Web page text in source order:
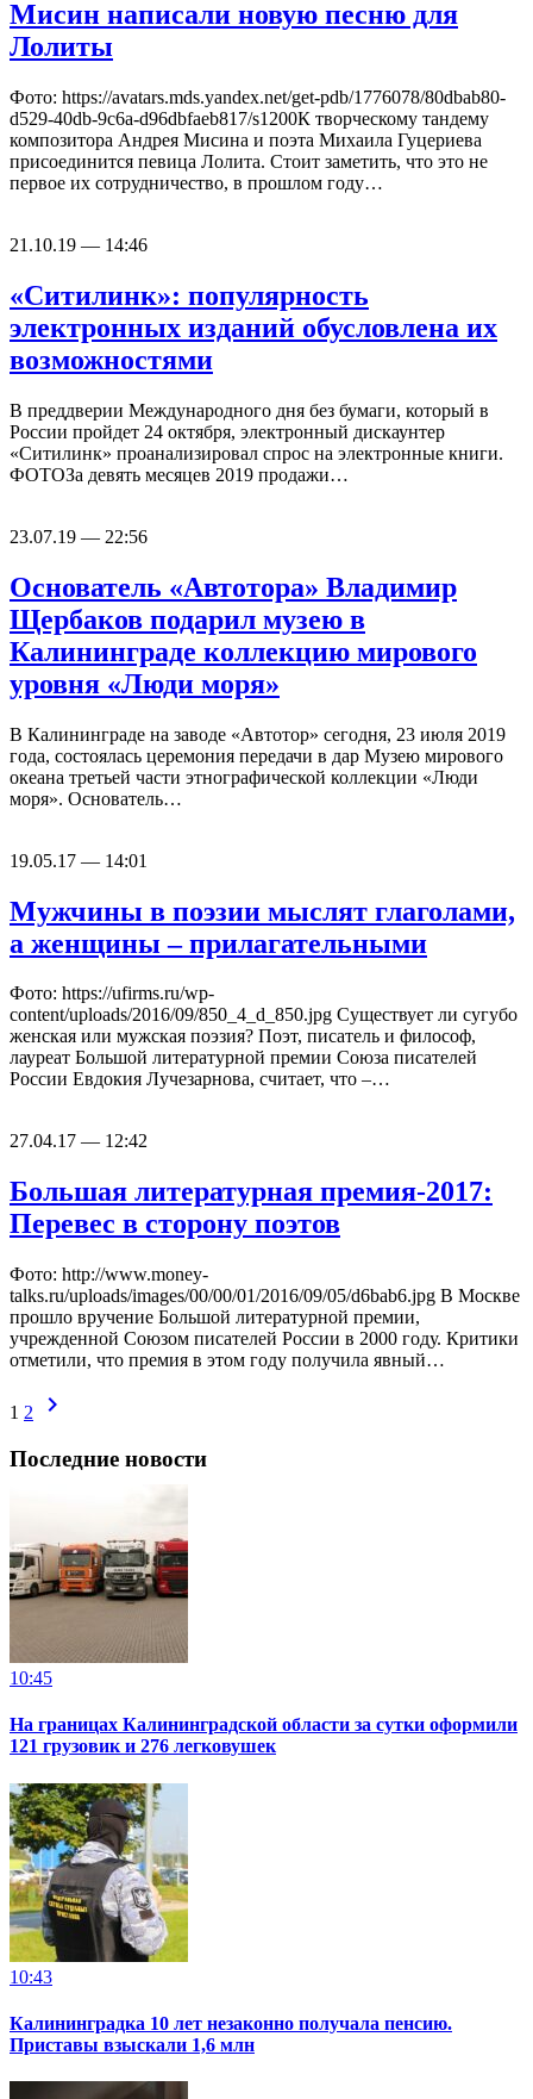
Мисин написали новую песню для
Лолиты
Фото: https://avatars.mds.yandex.net/get-pdb/1776078/80dbab80-
d529-40db-9c6a-d96dbfaeb817/s1200К творческому тандему
композитора Андрея Мисина и поэта Михаила Гуцериева
присоединится певица Лолита. Стоит заметить, что это не
первое их сотрудничество, в прошлом году…
21.10.19 — 14:46
«Ситилинк»: популярность
электронных изданий обусловлена их
возможностями
В преддверии Международного дня без бумаги, который в
России пройдет 24 октября, электронный дискаунтер
«Ситилинк» проанализировал спрос на электронные книги.
ФОТОЗа девять месяцев 2019 продажи…
23.07.19 — 22:56
Основатель «Автотора» Владимир
Щербаков подарил музею в
Калининграде коллекцию мирового
уровня «Люди моря»
В Калининграде на заводе «Автотор» сегодня, 23 июля 2019
года, состоялась церемония передачи в дар Музею мирового
океана третьей части этнографической коллекции «Люди
моря». Основатель…
19.05.17 — 14:01
Мужчины в поэзии мыслят глаголами,
а женщины – прилагательными
Фото: https://ufirms.ru/wp-
content/uploads/2016/09/850_4_d_850.jpg Существует ли сугубо
женская или мужская поэзия? Поэт, писатель и философ,
лауреат Большой литературной премии Союза писателей
России Евдокия Лучезарнова, считает, что –…
27.04.17 — 12:42
Большая литературная премия-2017:
Перевес в сторону поэтов
Фото: http://www.money-
talks.ru/uploads/images/00/00/01/2016/09/05/d6bab6.jpg В Москве
прошло вручение Большой литературной премии,
учрежденной Союзом писателей России в 2000 году. Критики
отметили, что премия в этом году получила явный…
1 2 chevron_right
Последние новости
10:45
На границах Калининградской области за сутки оформили
121 грузовик и 276 легковушек
10:43
Калининградка 10 лет незаконно получала пенсию.
Приставы взыскали 1,6 млн